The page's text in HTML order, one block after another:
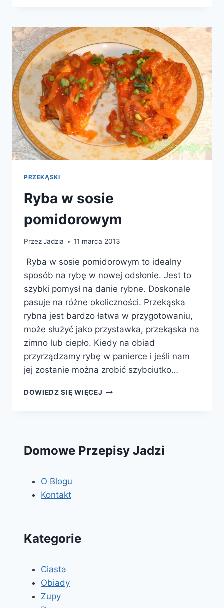
PRZEKĄSKI
Ryba w sosie
pomidorowym
PrzezJadzia 11 marca 2013
Ryba w sosie pomidorowym to idealny
sposób na rybę w nowej odsłonie. Jest to
szybki pomysł na danie rybne. Doskonale
pasuje na różne okoliczności. Przekąska
rybna jest bardzo łatwa w przygotowaniu,
może służyć jako przystawka, przekąska na
zimno lub ciepło. Kiedy na obiad
przyrządzamy rybę w panierce i jeśli nam
jej zostanie można zrobić szybciutko…
DOWIEDZ SIĘ WIĘCEJ RYBA
Domowe Przepisy Jadzi
O Blogu
Kontakt
Kategorie
Ciasta
Obiady
Zupy